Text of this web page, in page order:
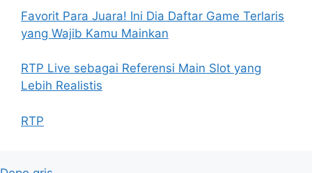
Favorit Para Juara! Ini Dia Daftar Game Terlaris
yang Wajib Kamu Mainkan
RTP Live sebagai Referensi Main Slot yang
Lebih Realistis
RTP